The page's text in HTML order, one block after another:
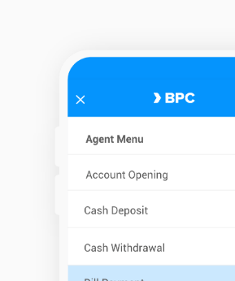
Fidelización
Microfinanza
Administración
Automáticos
eGobierno
automatizado
integración